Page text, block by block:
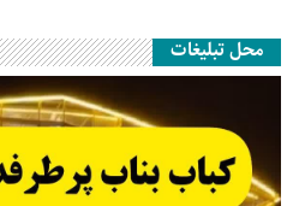
محل تبلیغات